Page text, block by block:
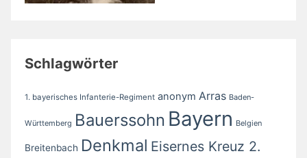
Schlagwörter
1. bayerisches Infanterie-Regiment anonym Arras Baden-
Württemberg Bauerssohn Bayern Belgien
Breitenbach Denkmal Eisernes Kreuz 2.